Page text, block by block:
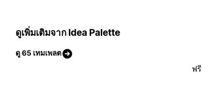
ดูเพิ่มเติมจาก Idea Palette
ดู 65 เทมเพลต
ฟรี